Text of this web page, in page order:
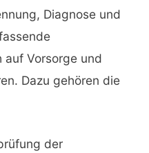
Diagnose und
auf Vorsorge und
Dazu gehören die
der